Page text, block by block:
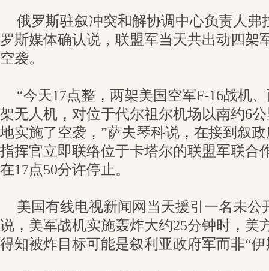
俄罗斯驻叙冲突和解协调中心负责人弗
罗斯媒体确认说，联盟军当天共出动四架
空袭。
“今天17点整，两架美国空军F-16战机
架无人机，对位于代尔祖尔机场以南约6
地实施了空袭，”萨夫琴科说，在接到叙
指挥官立即联络位于卡塔尔的联盟军联合
在17点50分许停止。
美国有线电视新闻网当天援引一名未公
说，美军战机实施轰炸大约25分钟时，美
得知被炸目标可能是叙利亚政府军而非“